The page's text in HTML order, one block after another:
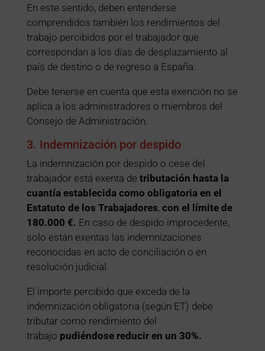
En este sentido, deben entenderse
comprendidos también los rendimientos del
trabajo percibidos por el trabajador que
correspondan a los días de desplazamiento al
país de destino o de regreso a España.
Debe tenerse en cuenta que esta exención no se
aplica a los administradores o miembros del
Consejo de Administración.
3. Indemnización por despido
La indemnización por despido o cese del
trabajador está exenta de tributación hasta la
cuantía establecida como obligatoria en el
Estatuto de los Trabajadores, con el límite de
180.000 €. En caso de despido improcedente,
solo están exentas las indemnizaciones
reconocidas en acto de conciliación o en
resolución judicial.
El importe percibido que exceda de la
indemnización obligatoria (según ET) debe
tributar como rendimiento del
trabajo pudiéndose reducir en un 30%.